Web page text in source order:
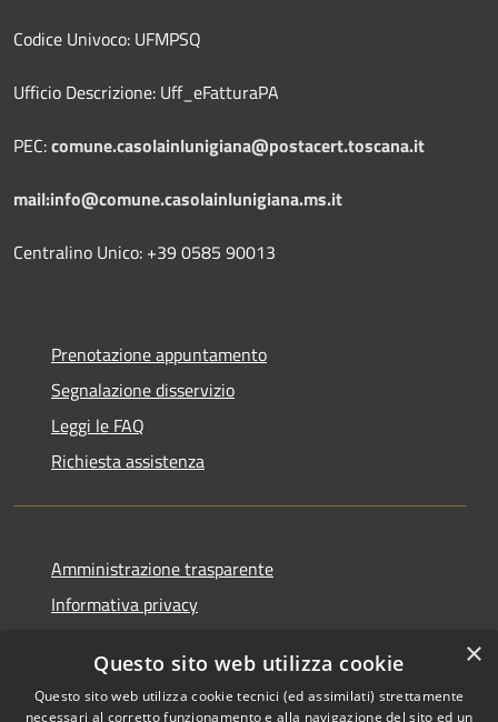
Codice Univoco: UFMPSQ
Ufficio Descrizione: Uff_eFatturaPA
PEC:comune.casolainlunigiana@postacert.toscana.it
mail:info@comune.casolainlunigiana.ms.it
Centralino Unico: +39 0585 90013
Prenotazione appuntamento
Segnalazione disservizio
Leggi le FAQ
Richiesta assistenza
Amministrazione trasparente
Informativa privacy
Dichiarazione di accessibilità
×
Questo sito web utilizza cookie
Questo sito web utilizza cookie tecnici (ed assimilati) strettamente
necessari al corretto funzionamento e alla navigazione del sito ed un